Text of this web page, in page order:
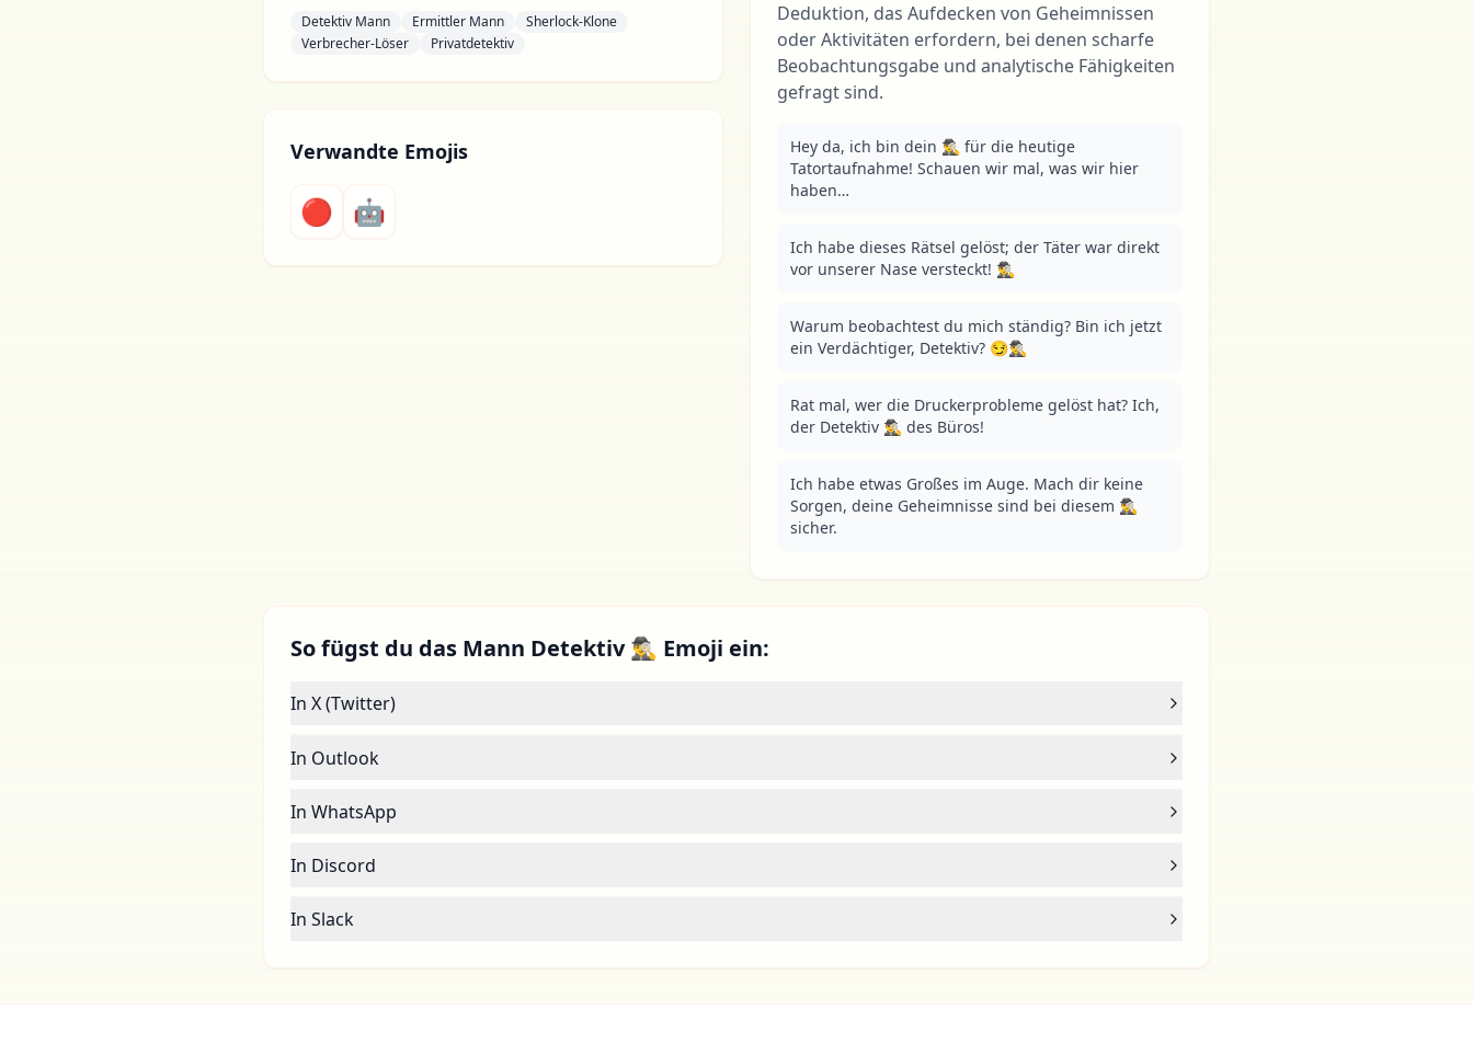
Detektiv Mann Ermittler Mann
Sherlock-Klone
Verbrecher-Löser
Privatdetektiv
Verwandte Emojis
🔴 🤖
Deduktion, das Aufdecken von Geheimnissen
oder Aktivitäten erfordern, bei denen scharfe
Beobachtungsgabe und analytische Fähigkeiten
gefragt sind.
Hey da, ich bin dein 🕵️‍♂️ für die heutige
Tatortaufnahme! Schauen wir mal, was wir hier
haben…
Ich habe dieses Rätsel gelöst; der Täter war direkt
vor unserer Nase versteckt! 🕵️‍♂️
Warum beobachtest du mich ständig? Bin ich jetzt
ein Verdächtiger, Detektiv? 😏🕵️‍♂️
Rat mal, wer die Druckerprobleme gelöst hat? Ich,
der Detektiv 🕵️‍♂️ des Büros!
Ich habe etwas Großes im Auge. Mach dir keine
Sorgen, deine Geheimnisse sind bei diesem 🕵️‍♂️
sicher.
So fügst du das Mann Detektiv 🕵️‍♂️ Emoji ein:
In X (Twitter)
In Outlook
In WhatsApp
In Discord
In Slack